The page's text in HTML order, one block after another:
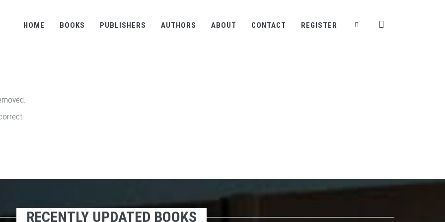
HOME BOOKS PUBLISHERS AUTHORS ABOUT CONTACT REGISTER
RECENTLY UPDATED BOOKS